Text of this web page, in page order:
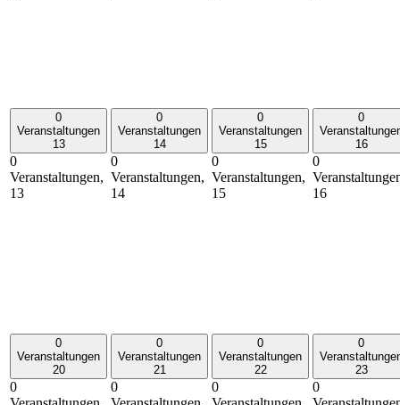
0
Veranstaltungen
13
0
Veranstaltungen,
13
0
Veranstaltungen
14
0
Veranstaltungen,
14
0
Veranstaltungen
15
0
Veranstaltungen,
15
0
16
0
16
0
Veranstaltungen
20
0
0
Veranstaltungen
21
0
0
Veranstaltungen
22
0
0
23
0